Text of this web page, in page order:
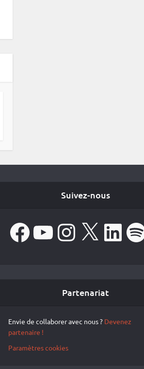
Suivez-nous
FacebookYouTube Instagram
X LinkedIn Spotify
Partenariat
Envie de collaborer avec nous ? Devenez
partenaire !
Paramètres cookies